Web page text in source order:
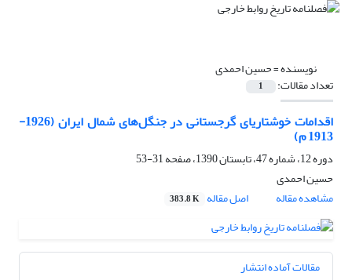
نویسنده =حسین احمدی
تعداد مقالات: 1
اقدامات خوشتاریای گرجستانی در جنگل‌های شمال ایران (1926-
1913 م)
دوره 12، شماره 47، تابستان 1390، صفحه
31-53
حسین احمدی
مشاهده مقاله
اصل مقاله 383.8 K
مقالات آماده انتشار